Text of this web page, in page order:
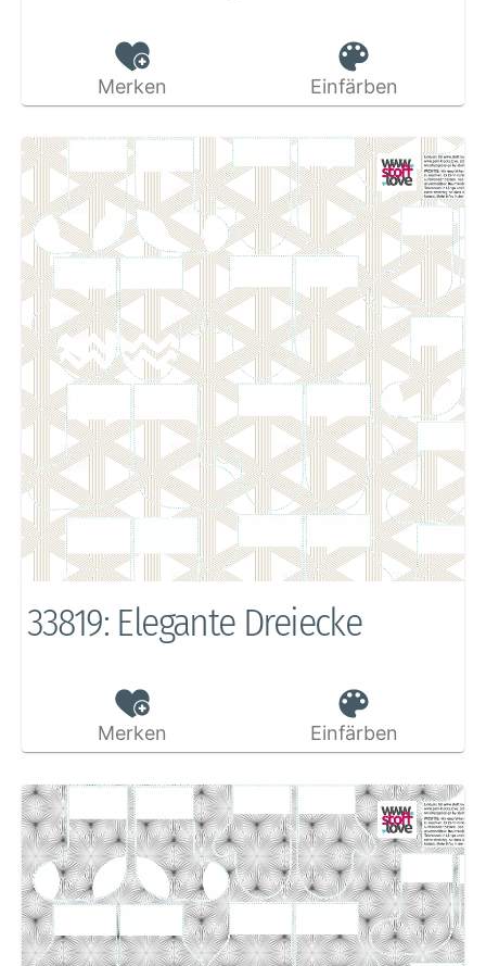
Merken Einfärben
33819: Elegante Dreiecke
Merken Einfärben